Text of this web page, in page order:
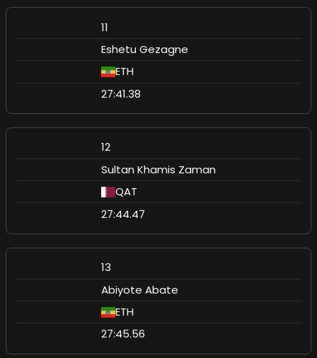
11
Eshetu Gezagne
ETH
27:41.38
12
Sultan Khamis Zaman
QAT
27:44.47
13
Abiyote Abate
ETH
27:45.56